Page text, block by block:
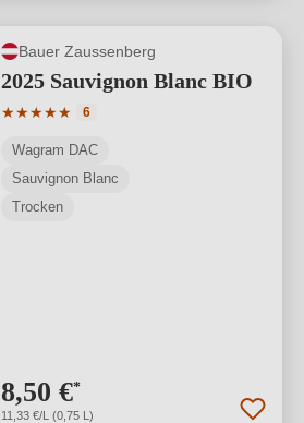
Bauer Zaussenberg
2025 Sauvignon Blanc BIO
★★★★★
Durchschnittliche Bewertung von 5
6
Wagram DAC
Sauvignon Blanc
Trocken
8,50 €*
11,33 €/L (0,75 L)